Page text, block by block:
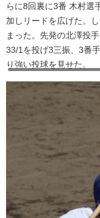
らに8回裏に3番 木村選
加しリードを広げた。
まった。先発の北澤投
33/1を投げ3三振、3番
り強い投球を見せた。